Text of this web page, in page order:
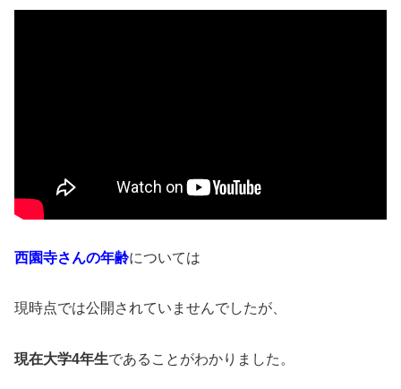
西園寺さんの年齢については
現時点では公開されていませんでしたが、
現在大学4年生であることがわかりました。